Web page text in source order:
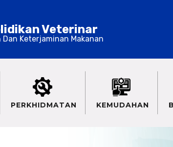
Veterinar
Keterjaminan Makanan
PERKHIDMATAN KEMUDAHAN